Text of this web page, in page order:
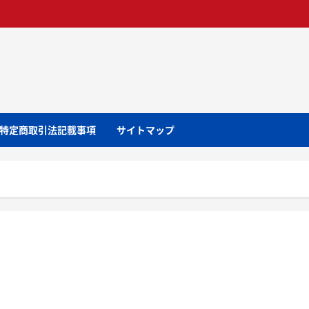
特定商取引法記載事項 サイトマップ